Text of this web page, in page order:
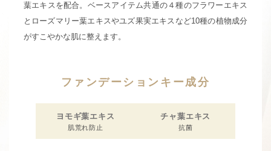
葉エキスを配合。 ベースアイテム共通の４種のフラワーエキス
とローズマリー葉エキスやユズ果実エキスなど10種の植物成分
がすこやかな肌に整えます。
ファンデーションキー成分
ヨモギ葉エキス
肌荒れ防止
チャ葉エキス
抗菌